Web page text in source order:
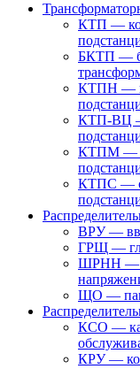
КТП —
БКТП —
КТПН —
КТП-ВЦ —
КТПМ —
КТПС —
ВРУ —
ГРЩ —
ШРНН —
ЩО —
КСО —
КРУ —